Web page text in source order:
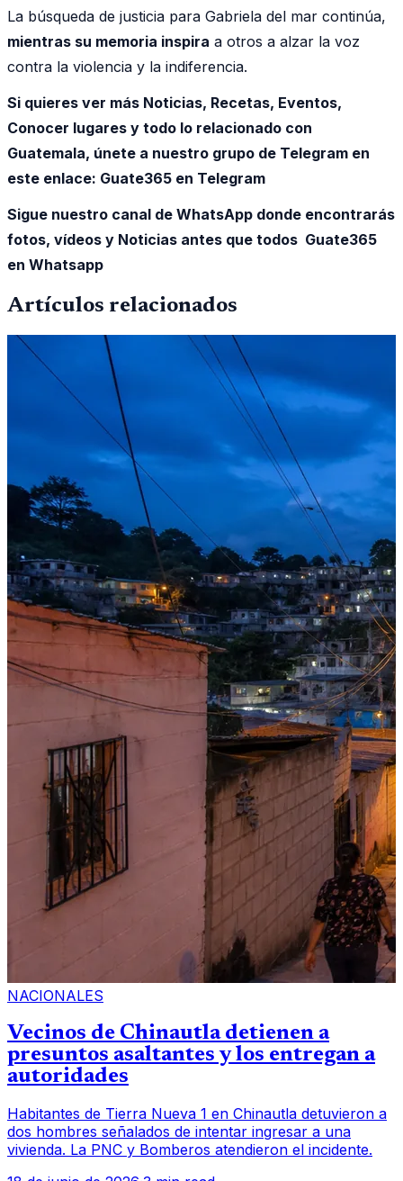
La búsqueda de justicia para Gabriela del mar continúa,
mientras su memoria inspira a otros a alzar la voz
contra la violencia y la indiferencia.
Si quieres ver más Noticias, Recetas, Eventos,
Conocer lugares y todo lo relacionado con
Guatemala, únete a nuestro grupo de Telegram en
este enlace: Guate365 en Telegram
Sigue nuestro canal de WhatsApp donde encontrarás
fotos, vídeos y Noticias antes que todos Guate365
en Whatsapp
Artículos relacionados
NACIONALES
Vecinos de Chinautla detienen a
presuntos asaltantes y los entregan a
autoridades
Habitantes de Tierra Nueva 1 en Chinautla detuvieron a
dos hombres señalados de intentar ingresar a una
vivienda. La PNC y Bomberos atendieron el incidente.